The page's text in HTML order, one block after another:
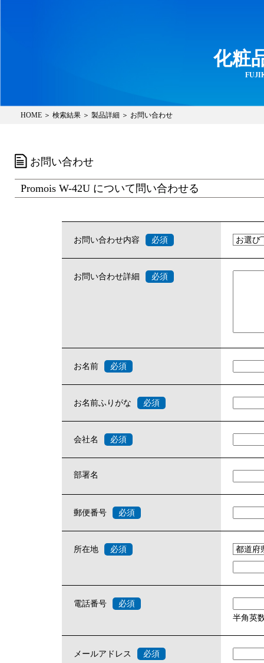
化粧
HOME ＞ 検索結果 ＞ 製品詳細 ＞ お問い合わせ
お問い合わせ
Promois W-42U について問い合わせる
お問い合わせ内容
お問い合わせ詳細
お名前
お名前ふりがな
会社名
部署名
郵便番号
所在地
電話番号
半角英
メールアドレス